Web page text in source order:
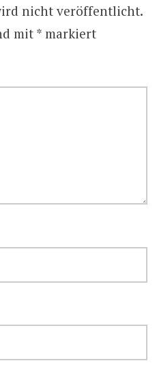
nicht veröffentlicht.
mit *markiert